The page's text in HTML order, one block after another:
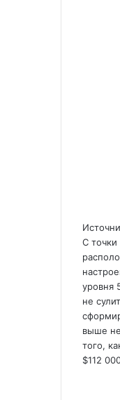
С точки
уровня
не
выше
того,
$112